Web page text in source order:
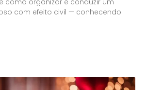
como organizar e conduzir um
com efeito civil — conhecendo